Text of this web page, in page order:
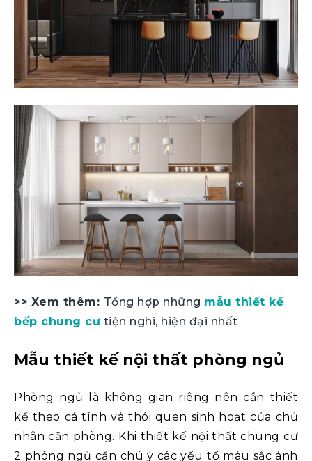
>> Xem thêm: Tổng hợp những mẫu thiết kế
bếp chung cưtiện nghi, hiện đại nhất
Mẫu thiết kế nội thất phòng ngủ
Phòng ngủ là không gian riêng nên cần thiết
kế theo cá tính và thói quen sinh hoạt của chủ
nhân căn phòng. Khi thiết kế nội thất chung cư
2 phòng ngủ cần chú ý các yếu tố màu sắc ánh